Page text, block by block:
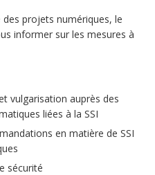
projets numériques, le
informer sur les mesures à
vulgarisation auprès des
liées à la SSI
en matière de SSI
sécurité